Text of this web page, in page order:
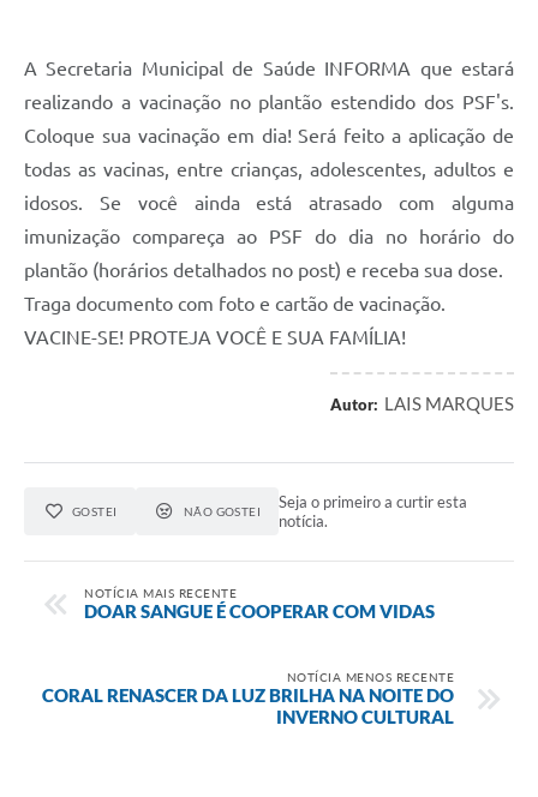
A Secretaria Municipal de Saúde INFORMA que estará
realizando a vacinação no plantão estendido dos PSF's.
Coloque sua vacinação em dia! Será feito a aplicação de
todas as vacinas, entre crianças, adolescentes, adultos e
idosos. Se você ainda está atrasado com alguma
imunização compareça ao PSF do dia no horário do
plantão (horários detalhados no post) e receba sua dose.
Traga documento com foto e cartão de vacinação.
VACINE-SE! PROTEJA VOCÊ E SUA FAMÍLIA!
Autor: LAIS MARQUES
GOSTEI NÃO GOSTEI
Seja o primeiro a curtir esta
notícia.
NOTÍCIA MAIS RECENTE
DOAR SANGUE É COOPERAR COM VIDAS
NOTÍCIA MENOS RECENTE
CORAL RENASCER DA LUZ BRILHA NA NOITE DO
INVERNO CULTURAL